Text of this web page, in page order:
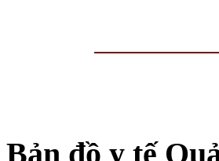
Bản đồ y tế